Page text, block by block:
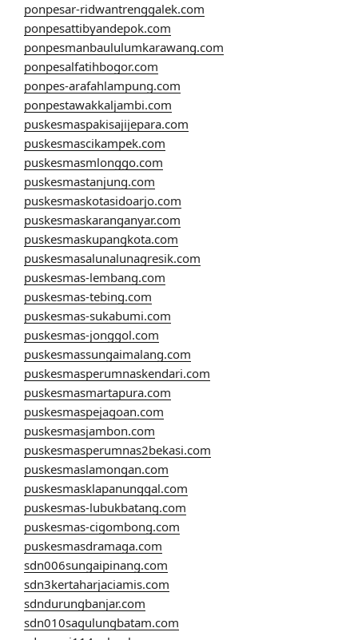
ponpesar-ridwantrenggalek.com
ponpesattibyandepok.com
ponpesmanbaululumkarawang.com
ponpesalfatihbogor.com
ponpes-arafahlampung.com
ponpestawakkaljambi.com
puskesmaspakisajijepara.com
puskesmascikampek.com
puskesmasmlonggo.com
puskesmastanjung.com
puskesmaskotasidoarjo.com
puskesmaskaranganyar.com
puskesmaskupangkota.com
puskesmasalunalunagresik.com
puskesmas-lembang.com
puskesmas-tebing.com
puskesmas-sukabumi.com
puskesmas-jonggol.com
puskesmassungaimalang.com
puskesmasperumnaskendari.com
puskesmasmartapura.com
puskesmaspejagoan.com
puskesmasjambon.com
puskesmasperumnas2bekasi.com
puskesmaslamongan.com
puskesmasklapanunggal.com
puskesmas-lubukbatang.com
puskesmas-cigombong.com
puskesmasdramaga.com
sdn006sungaipinang.com
sdn3kertaharjaciamis.com
sdndurungbanjar.com
sdn010sagulungbatam.com